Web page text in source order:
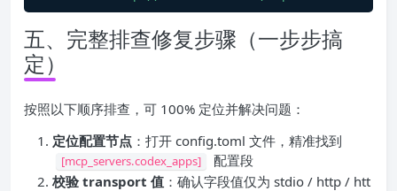
五、完整排查修复步骤（一步步搞
定）
按照以下顺序排查，可 100% 定位并解决问题：
定位配置节点 ：打开 config.toml 文件，精准找到
[mcp_servers.codex_apps]
配置段
校验 transport 值 ：确认字段值仅为 stdio / http / htt